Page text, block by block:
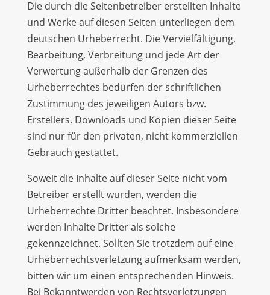
Die durch die Seitenbetreiber erstellten Inhalte
und Werke auf diesen Seiten unterliegen dem
deutschen Urheberrecht. Die Vervielfältigung,
Bearbeitung, Verbreitung und jede Art der
Verwertung außerhalb der Grenzen des
Urheberrechtes bedürfen der schriftlichen
Zustimmung des jeweiligen Autors bzw.
Erstellers. Downloads und Kopien dieser Seite
sind nur für den privaten, nicht kommerziellen
Gebrauch gestattet.
Soweit die Inhalte auf dieser Seite nicht vom
Betreiber erstellt wurden, werden die
Urheberrechte Dritter beachtet. Insbesondere
werden Inhalte Dritter als solche
gekennzeichnet. Sollten Sie trotzdem auf eine
Urheberrechtsverletzung aufmerksam werden,
bitten wir um einen entsprechenden Hinweis.
Bei Bekanntwerden von Rechtsverletzungen